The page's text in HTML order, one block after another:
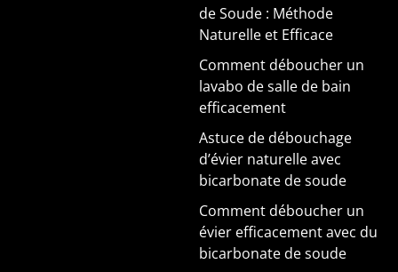
de Soude : Méthode
Naturelle et Efficace
Comment déboucher un
lavabo de salle de bain
efficacement
Astuce de débouchage
d’évier naturelle avec
bicarbonate de soude
Comment déboucher un
évier efficacement avec du
bicarbonate de soude